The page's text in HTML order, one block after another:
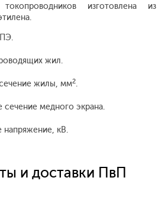
изготовлена из
жил.
жилы, мм2.
сечение медного экрана.
напряжение, кВ.
и доставки ПвП